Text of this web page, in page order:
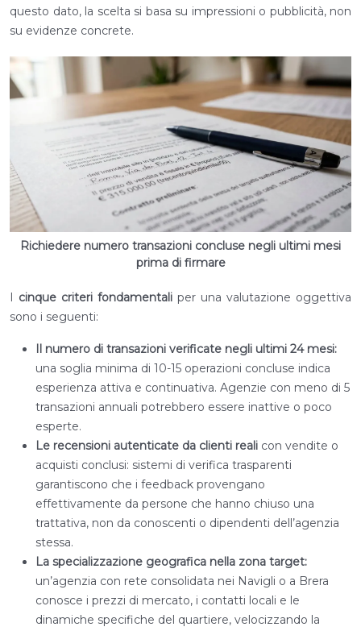
questo dato, la scelta si basa su impressioni o pubblicità, non
su evidenze concrete.
Richiedere numero transazioni concluse negli ultimi mesi
prima di firmare
cinque criteri fondamentali per una valutazione oggettiva
sono i seguenti:
Il numero di transazioni verificate negli ultimi 24 mesi:
una soglia minima di 10-15 operazioni concluse indica
esperienza attiva e continuativa. Agenzie con meno di 5
transazioni annuali potrebbero essere inattive o poco
esperte.
Le recensioni autenticate da clienti reali con vendite o
acquisti conclusi: sistemi di verifica trasparenti
garantiscono che i feedback provengano
effettivamente da persone che hanno chiuso una
trattativa, non da conoscenti o dipendenti dell’agenzia
stessa.
La specializzazione geografica nella zona target:
un’agenzia con rete consolidata nei Navigli o a Brera
conosce i prezzi di mercato, i contatti locali e le
dinamiche specifiche del quartiere, velocizzando la